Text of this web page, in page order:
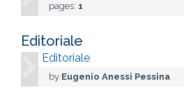
pages: 1
Editoriale
Editoriale
by Eugenio Anessi Pessina